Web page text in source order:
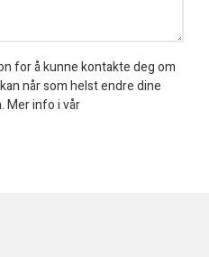
for å kunne kontakte deg om
når som helst endre dine
Mer info i vår